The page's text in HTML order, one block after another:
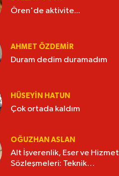
Ören'de aktivite...
AHMET ÖZDEMIR
Duram dedim duramadım
HÜSEYIN HATUN
Çok ortada kaldım
OĞUZHAN ASLAN
Alt İşverenlik, Eser ve Hizmet
Sözleşmeleri: Teknik